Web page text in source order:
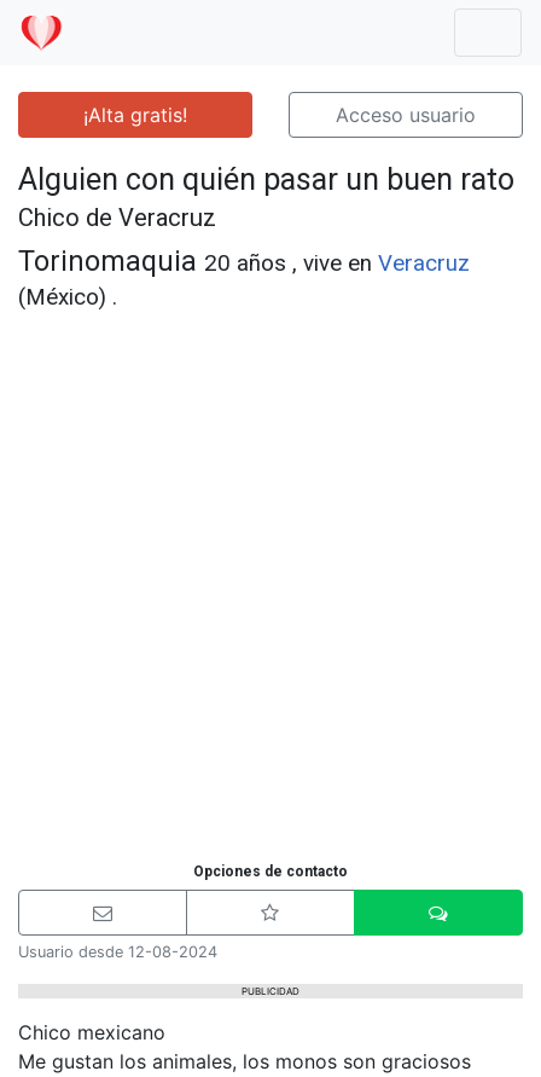
¡Alta gratis! Acceso usuario
Alguien con quién pasar un buen rato
Chico de Veracruz
Torinomaquia 20 años , vive en Veracruz
(México) .
Opciones de contacto
Usuario desde 12-08-2024
PUBLICIDAD
Chico mexicano
Me gustan los animales, los monos son graciosos